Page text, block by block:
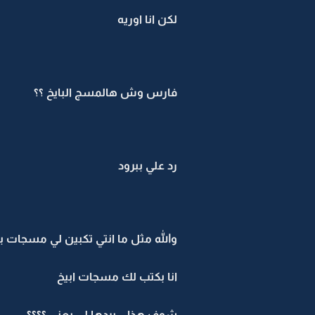
لكن انا اوريه
فارس وش هالمسج البايخ ؟؟
رد علي ببرود
والله مثل ما انتي تكبين لي مسجات
انا بكتب لك مسجات ابيخ